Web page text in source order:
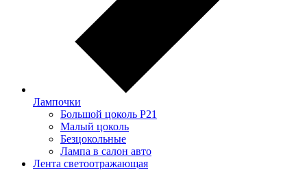
Лампочки
Большой цоколь P21
Малый цоколь
Безцокольные
Лампа в салон авто
Лента светоотражающая